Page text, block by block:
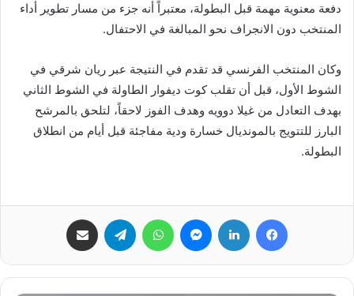
دفعة معنوية مهمة قبل البطولة، معتبراً أنه جزء من مسار تطوير أداء
المنتخب دون الانجراف نحو المبالغة في الاحتفال.
وكان المنتخب الفرنسي قد تقدم في النتيجة عبر ريان شرقي في
الشوط الأول، قبل أن تقلب كوت ديفوار الطاولة في الشوط الثاني
بهدف التعادل من غيلا دوويه وهدف الفوز لاحقاً، لتلحق بالمرشح
البارز للتتويج بالمونديال خسارة ودية مفاجئة قبل أيام من انطلاق
البطولة.
فيسبوك لينكدإن ماسنجر واتساب تيلقرام